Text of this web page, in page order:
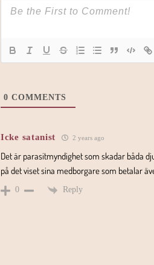
0 COMMENTS
Icke satanist 2 years ago
Det är parasitmyndighet som skadar båda
på det viset sina medborgare som betalar
0 Reply